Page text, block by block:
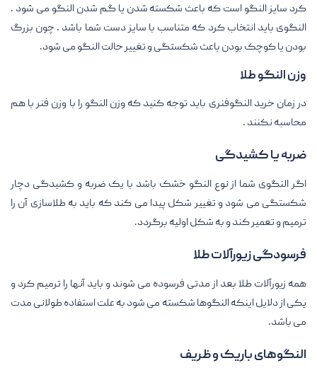
کرد سایز النگو است که باعث شکسته شدن یا گم شدن النگو می شود .
النگوی باید انتخاب کرد که متناسب با سایز دست شما باشد . چون بزرگ
بودن یا کوچک بودن باعث شکستگی و تغییر حالت النگو می شود.
وزن النگو طلا
در زمان خرید النگوفنری باید توجه کنید که وزن النگو را با وزن فنر با هم
محاسبه نکنند .
ضربه یا کشیدگی
اگر النگوی شما از نوع النگو خشک باشد با یک ضربه و کشیدگی دچار
شکستگی می شود و تغییر شکل پیدا می کند که باید به طلاسازی آن را
ترمیم و تعمیر کند و به شکل اولیه برگردد.
فرسودگی زیورآلات طلا
همه زیورآلات طلا بعد از مدتی فرسوده می شوند و باید آنها را ترمیم کرد و
یکی از دلایل اینکه النگوها شکسته می شود به علت استفاده طولانی مدت
می باشد.
النگوهای باریک و ظریف